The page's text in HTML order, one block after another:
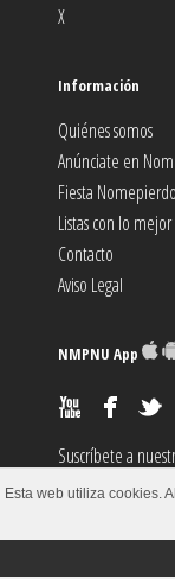
X
Información
Quiénes somos
Anúnciate en
Fiesta
Listas con lo
Contacto
Aviso Legal
NMPNU App
Suscríbete a
Suscríbete al canal
Esta web utiliza cookies.